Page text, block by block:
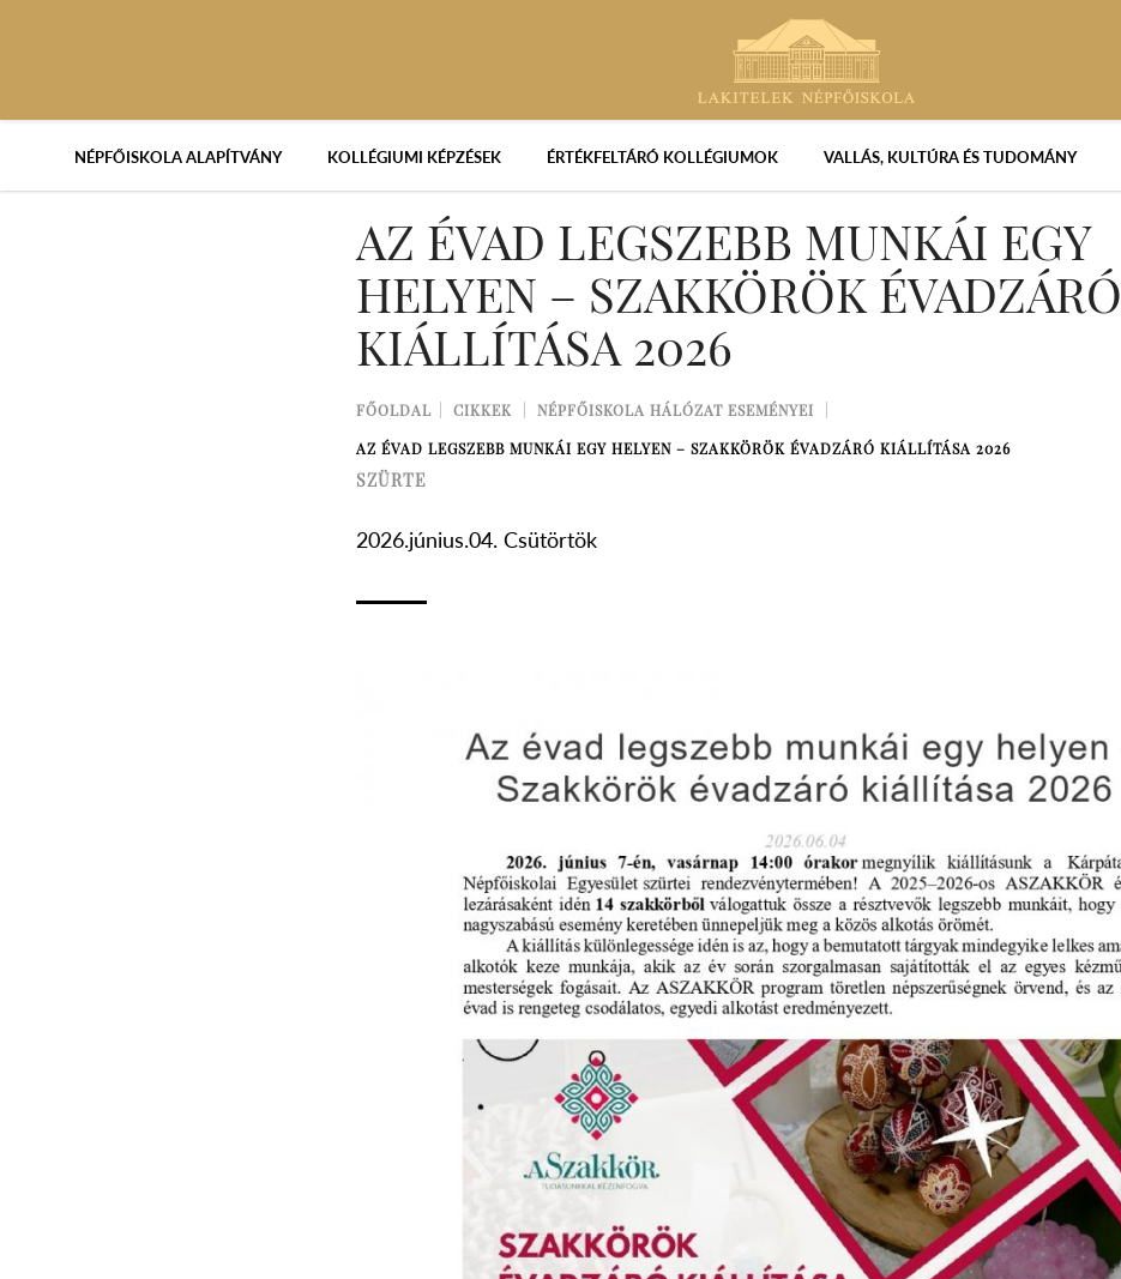
NÉPFŐISKOLA ALAPÍTVÁNY KOLLÉGIUMI KÉPZÉSEK ÉRTÉKFELTÁRÓ KOLLÉGIUMOK VALLÁS, KULTÚRA ÉS TUDOMÁNY
AZ ÉVAD LEGSZEBB MUNKÁI EGY
HELYEN – SZAKKÖRÖK ÉVADZÁRÓ
KIÁLLÍTÁSA 2026
FŐOLDAL CIKKEK
NÉPFŐISKOLA HÁLÓZAT ESEMÉNYEI
AZ ÉVAD LEGSZEBB MUNKÁI EGY HELYEN – SZAKKÖRÖK ÉVADZÁRÓ KIÁLLÍTÁSA 2026
SZÜRTE
2026.június.04. Csütörtök